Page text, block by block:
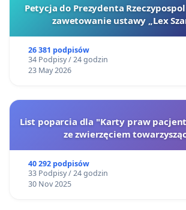
Petycja do Prezydenta
zawetowanie ustawy „Lex
26 381 podpisów
34 Podpisy / 24 godzin
23 May 2026
List poparcia dla "Karty praw
ze zwierzęciem
40 292 podpisów
33 Podpisy / 24 godzin
30 Nov 2025